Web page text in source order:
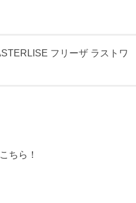
フリーザ ラストワ
ちら！